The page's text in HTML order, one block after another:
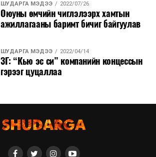
ШУДАРГА МЭДЭЭ 2022/07/26
Оюуны өмчийн чиглэлээрх хамтын
ажиллагааны баримт бичиг байгуулав
ШУДАРГА МЭДЭЭ 2022/04/14
ЗГ: “Кью эс си” компанийн концессын
гэрээг цуцаллаа